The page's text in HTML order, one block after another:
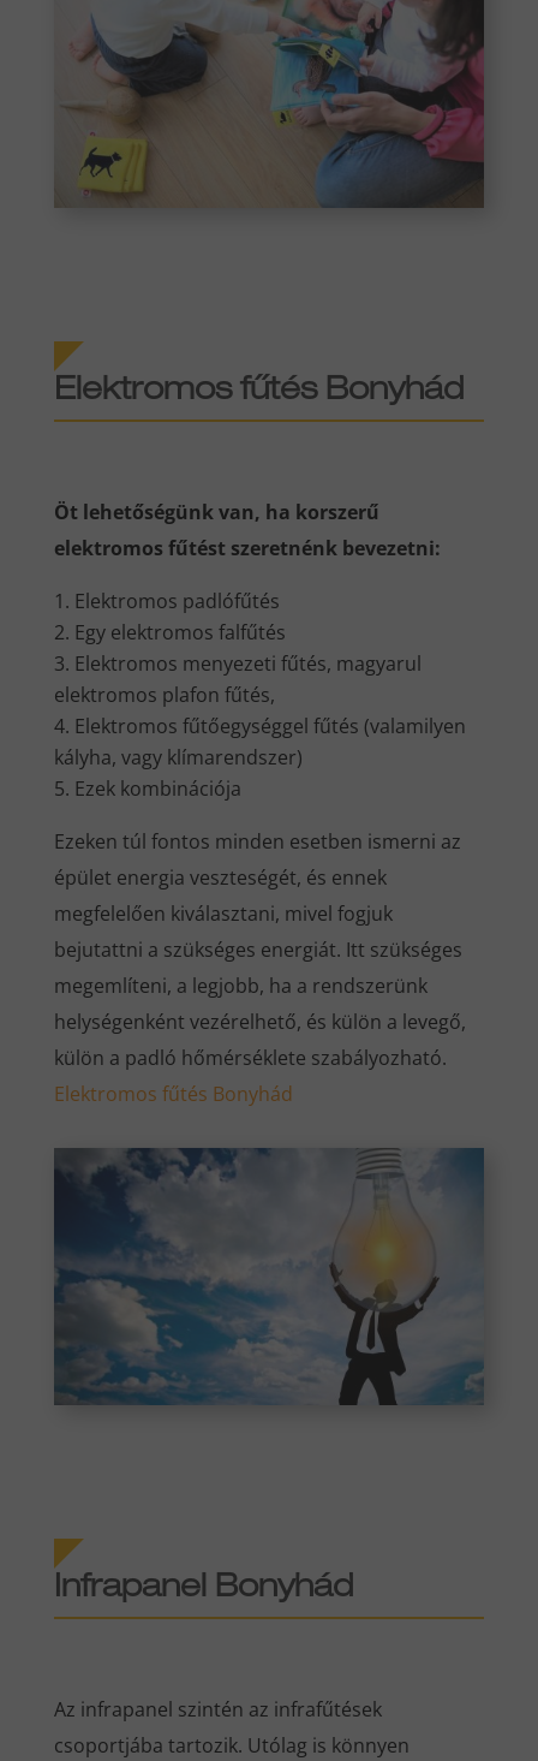
Elektromos fűtés Bonyhád
Öt lehetőségünk van, ha korszerű
elektromos fűtést szeretnénk bevezetni:
Elektromos padlófűtés
Egy elektromos falfűtés
Elektromos menyezeti fűtés, magyarul
elektromos plafon fűtés,
Elektromos fűtőegységgel fűtés (valamilyen
kályha, vagy klímarendszer)
Ezek kombinációja
Ezeken túl fontos minden esetben ismerni az
épület energia veszteségét, és ennek
megfelelően kiválasztani, mivel fogjuk
bejutattni a szükséges energiát. Itt szükséges
megemlíteni, a legjobb, ha a rendszerünk
helységenként vezérelhető, és külön a levegő,
külön a padló hőmérséklete szabályozható.
Elektromos fűtés Bonyhád
Infrapanel Bonyhád
Az infrapanel szintén az infrafűtések
csoportjába tartozik. Utólag is könnyen